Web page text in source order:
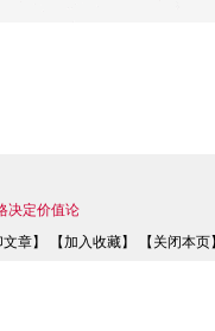
决定价值论
文章】
【加入收藏】 【关闭本页